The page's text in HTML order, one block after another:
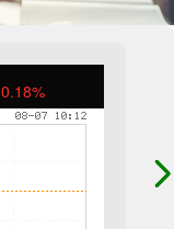
0.18%